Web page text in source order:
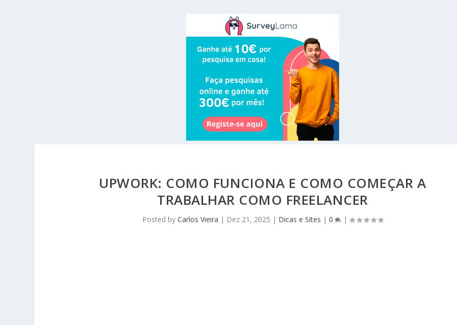
UPWORK: COMO FUNCIONA E COMO COMEÇAR A
TRABALHAR COMO FREELANCER
Posted by Carlos Vieira | Dez 21, 2025 | Dicas e Sites | 0 |